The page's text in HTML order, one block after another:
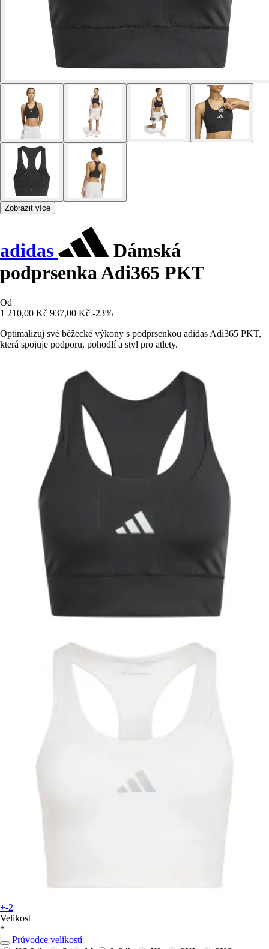
Zobrazit více
adidas
Dámská
podprsenka Adi365 PKT
Od
1 210,00 Kč 937,00 Kč -23%
Optimalizuj své běžecké výkony s podprsenkou adidas Adi365 PKT,
která spojuje podporu, pohodlí a styl pro atlety.
+-2
Velikost
*
Průvodce velikostí